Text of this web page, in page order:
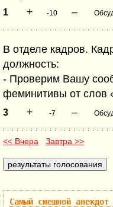
1 + -10 –
В отделе кадров.
должность:
- Проверим Вашу
феминитивы от слов
3 + -7 –
<< Вчера Завтра >>
Самый смешной